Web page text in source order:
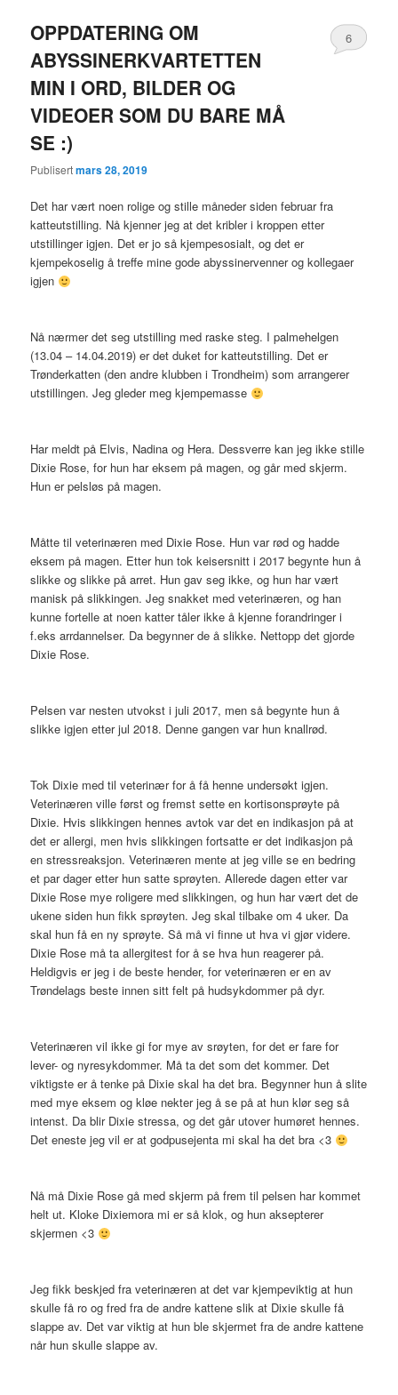
OPPDATERING OM
ABYSSINERKVARTETTEN
MIN I ORD, BILDER OG
VIDEOER SOM DU BARE MÅ
SE :)
Publisertmars 28, 2019
6
Det har vært noen rolige og stille måneder siden februar fra
katteutstilling. Nå kjenner jeg at det kribler i kroppen etter
utstillinger igjen. Det er jo så kjempesosialt, og det er
kjempekoselig å treffe mine gode abyssinervenner og kollegaer
igjen
Nå nærmer det seg utstilling med raske steg. I palmehelgen
(13.04 – 14.04.2019) er det duket for katteutstilling. Det er
Trønderkatten (den andre klubben i Trondheim) som arrangerer
utstillingen. Jeg gleder meg kjempemasse
Har meldt på Elvis, Nadina og Hera. Dessverre kan jeg ikke stille
Dixie Rose, for hun har eksem på magen, og går med skjerm.
Hun er pelsløs på magen.
Måtte til veterinæren med Dixie Rose. Hun var rød og hadde
eksem på magen. Etter hun tok keisersnitt i 2017 begynte hun å
slikke og slikke på arret. Hun gav seg ikke, og hun har vært
manisk på slikkingen. Jeg snakket med veterinæren, og han
kunne fortelle at noen katter tåler ikke å kjenne forandringer i
f.eks arrdannelser. Da begynner de å slikke. Nettopp det gjorde
Dixie Rose.
Pelsen var nesten utvokst i juli 2017, men så begynte hun å
slikke igjen etter jul 2018. Denne gangen var hun knallrød.
Tok Dixie med til veterinær for å få henne undersøkt igjen.
Veterinæren ville først og fremst sette en kortisonsprøyte på
Dixie. Hvis slikkingen hennes avtok var det en indikasjon på at
det er allergi, men hvis slikkingen fortsatte er det indikasjon på
en stressreaksjon. Veterinæren mente at jeg ville se en bedring
et par dager etter hun satte sprøyten. Allerede dagen etter var
Dixie Rose mye roligere med slikkingen, og hun har vært det de
ukene siden hun fikk sprøyten. Jeg skal tilbake om 4 uker. Da
skal hun få en ny sprøyte. Så må vi finne ut hva vi gjør videre.
Dixie Rose må ta allergitest for å se hva hun reagerer på.
Heldigvis er jeg i de beste hender, for veterinæren er en av
Trøndelags beste innen sitt felt på hudsykdommer på dyr.
Veterinæren vil ikke gi for mye av srøyten, for det er fare for
lever- og nyresykdommer. Må ta det som det kommer. Det
viktigste er å tenke på Dixie skal ha det bra. Begynner hun å slite
med mye eksem og kløe nekter jeg å se på at hun klør seg så
intenst. Da blir Dixie stressa, og det går utover humøret hennes.
Det eneste jeg vil er at godpusejenta mi skal ha det bra <3
Nå må Dixie Rose gå med skjerm på frem til pelsen har kommet
helt ut. Kloke Dixiemora mi er så klok, og hun aksepterer
skjermen <3
Jeg fikk beskjed fra veterinæren at det var kjempeviktig at hun
skulle få ro og fred fra de andre kattene slik at Dixie skulle få
slappe av. Det var viktig at hun ble skjermet fra de andre kattene
når hun skulle slappe av.